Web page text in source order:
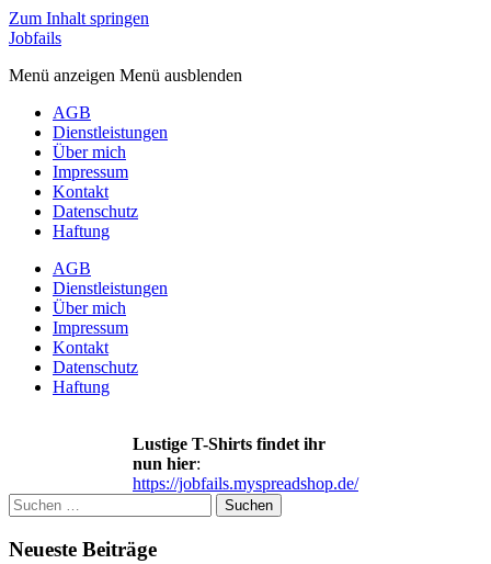
Zum Inhalt springen
Jobfails
Menü anzeigen Menü ausblenden
AGB
Dienstleistungen
Über mich
Impressum
Kontakt
Datenschutz
Haftung
AGB
Dienstleistungen
Über mich
Impressum
Kontakt
Datenschutz
Haftung
Lustige T-Shirts findet ihr
nun hier:
https://jobfails.myspreadshop.de/
Suchen
nach:
Neueste Beiträge